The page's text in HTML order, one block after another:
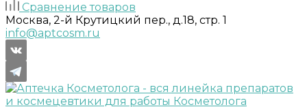
Сравнение товаров
Москва, 2-й Крутицкий пер., д.18, стр. 1
info@aptcosm.ru